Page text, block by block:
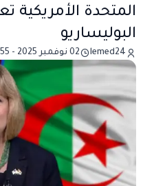
المتحدة الأمريكية
البوليساريو
lemed24 02 نوفمبر 2025 - 14:55